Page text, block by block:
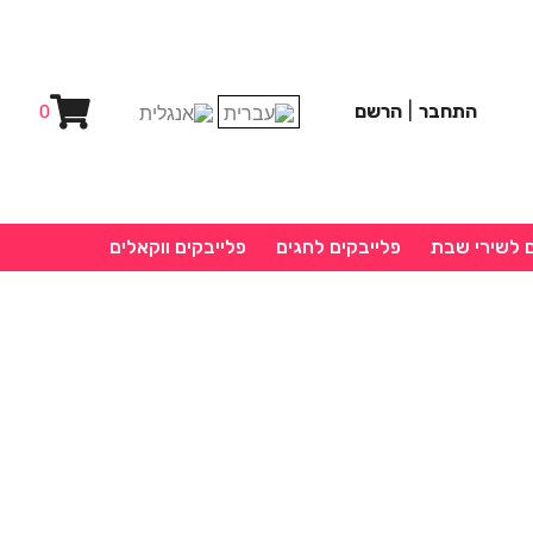
התחבר הרשם 0
לשירי שבת פלייבקים לחגים פלייבקים ווקאלים